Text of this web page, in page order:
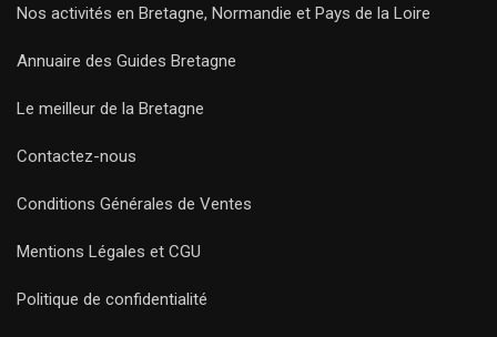
Nos activités en Bretagne, Normandie et Pays de la Loire
Annuaire des Guides Bretagne
Le meilleur de la Bretagne
Contactez-nous
Conditions Générales de Ventes
Mentions Légales et CGU
Politique de confidentialité